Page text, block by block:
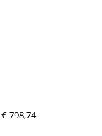
€ 798,74